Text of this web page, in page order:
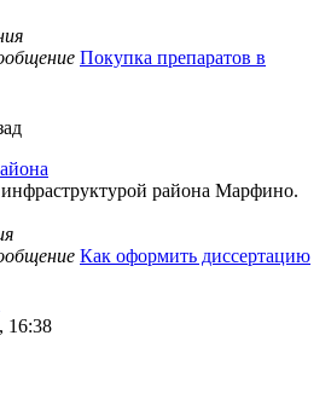
Покупка препаратов в
инфраструктурой района Марфино.
Как оформить диссертацию
16:38